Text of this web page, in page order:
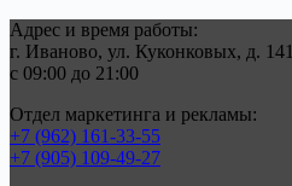
Адрес и время работы:
г. Иваново, ул. Куконковых, д. 141
с 09:00 до 21:00
Отдел маркетинга и рекламы:
+7 (962) 161-33-55
+7 (905) 109-49-27